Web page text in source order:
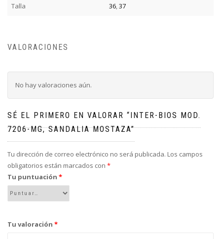
Talla 36,37
VALORACIONES
No hay valoraciones aún.
SÉ EL PRIMERO EN VALORAR “INTER-BIOS MOD.
7206-MG, SANDALIA MOSTAZA”
Tu dirección de correo electrónico no será publicada. Los campos
obligatorios están marcados con *
Tu puntuación *
Tu valoración *